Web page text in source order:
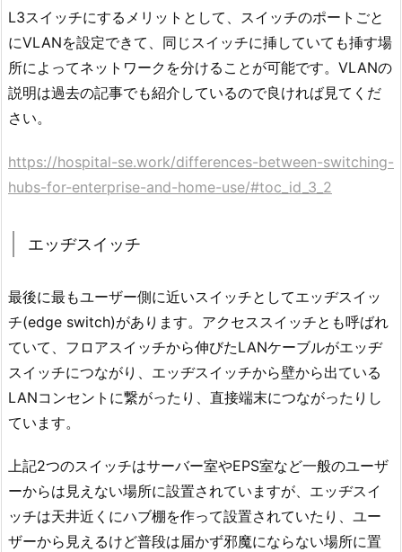
L3スイッチにするメリットとして、スイッチのポートごと
にVLANを設定できて、同じスイッチに挿していても挿す場
所によってネットワークを分けることが可能です。VLANの
説明は過去の記事でも紹介しているので良ければ見てくだ
さい。
https://hospital-se.work/differences-between-switching-
hubs-for-enterprise-and-home-use/#toc_id_3_2
エッヂスイッチ
最後に最もユーザー側に近いスイッチとしてエッヂスイッ
チ(edge switch)があります。アクセススイッチとも呼ばれ
ていて、フロアスイッチから伸びたLANケーブルがエッヂ
スイッチにつながり、エッヂスイッチから壁から出ている
LANコンセントに繋がったり、直接端末につながったりし
ています。
上記2つのスイッチはサーバー室やEPS室など一般のユーザ
ーからは見えない場所に設置されていますが、エッヂスイ
ッチは天井近くにハブ棚を作って設置されていたり、ユー
ザーから見えるけど普段は届かず邪魔にならない場所に置